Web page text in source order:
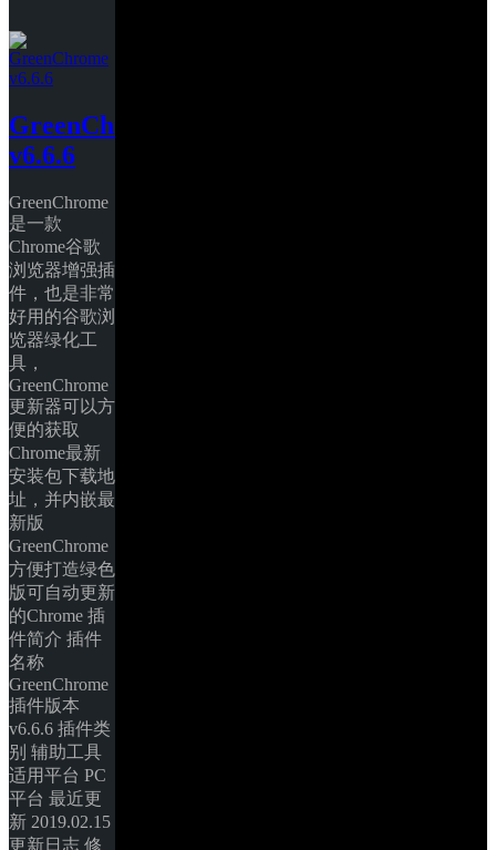
GreenChrome
v6.6.6
GreenChrome
是一款
Chrome谷歌
浏览器增强插
件，也是非常
好用的谷歌浏
览器绿化工
具，
GreenChrome
更新器可以方
便的获取
Chrome最新
安装包下载地
址，并内嵌最
新版
GreenChrome，
方便打造绿色
版可自动更新
的Chrome 插
件简介 插件
名称
GreenChrome
插件版本
v6.6.6 插件类
别 辅助工具
适用平台 PC
平台 最近更
新 2019.02.15
更新日志 修